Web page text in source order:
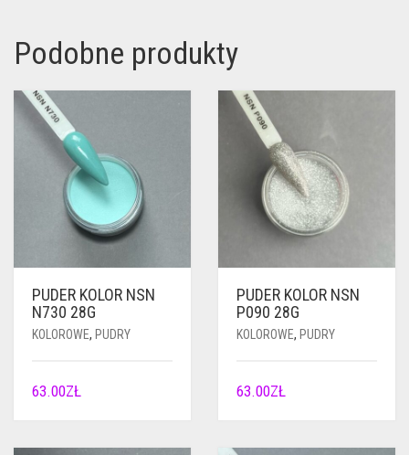
Podobne produkty
PUDER KOLOR NSN
N730 28G
KOLOROWE, PUDRY
63.00ZŁ
PUDER KOLOR NSN
P090 28G
KOLOROWE, PUDRY
63.00ZŁ